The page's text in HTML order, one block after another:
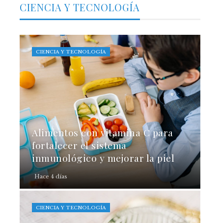
CIENCIA Y TECNOLOGÍA
CIENCIA Y TECNOLOGÍA
Alimentos con vitamina C para
fortalecer el sistema
inmunológico y mejorar la piel
Hace 4 días
CIENCIA Y TECNOLOGÍA